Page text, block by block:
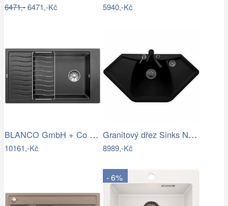
6471,-6471,-Kč 5940,-Kč
BLANCO GmbH + Co KG Granitový dřez…
10161,-Kč
Granitový dřez Sinks NAIKY 980…
8989,-Kč
- 6%